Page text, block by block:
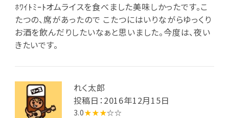
ﾎﾜｲﾄﾐｰﾄオムライスを食べました美味しかったです。こ
たつの、席があったので こたつにはいりながらゆっくり
お酒を飲んだりしたいなぁと思いました。今度は、夜い
きたいです。
れく太郎
投稿日：2016年12月15日
3.0★★★☆☆